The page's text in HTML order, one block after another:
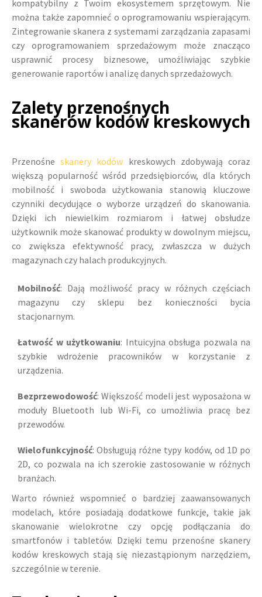
kompatybilny z Twoim ekosystemem sprzętowym. Nie
można także zapomnieć o oprogramowaniu wspierającym.
Zintegrowanie skanera z systemami zarządzania zapasami
czy oprogramowaniem sprzedażowym może znacząco
usprawnić procesy biznesowe, umożliwiając szybkie
generowanie raportów i analizę danych sprzedażowych.
Zalety przenośnych
skanerów kodów kreskowych
Przenośneskanery kodów kreskowych zdobywają coraz
większą popularność wśród przedsiębiorców, dla których
mobilność i swoboda użytkowania stanowią kluczowe
czynniki decydujące o wyborze urządzeń do skanowania.
Dzięki ich niewielkim rozmiarom i łatwej obsłudze
użytkownik może skanować produkty w dowolnym miejscu,
co zwiększa efektywność pracy, zwłaszcza w dużych
magazynach czy halach produkcyjnych.
Mobilność: Dają możliwość pracy w różnych częściach
magazynu czy sklepu bez konieczności bycia
stacjonarnym.
Łatwość w użytkowaniu: Intuicyjna obsługa pozwala na
szybkie wdrożenie pracowników w korzystanie z
urządzenia.
Bezprzewodowość: Większość modeli jest wyposażona w
moduły Bluetooth lub Wi-Fi, co umożliwia pracę bez
przewodów.
Wielofunkcyjność: Obsługują różne typy kodów, od 1D po
2D, co pozwala na ich szerokie zastosowanie w różnych
branżach.
Warto również wspomnieć o bardziej zaawansowanych
modelach, które posiadają dodatkowe funkcje, takie jak
skanowanie wielokrotne czy opcję podłączania do
smartfonów i tabletów. Dzięki temu przenośne skanery
kodów kreskowych stają się niezastąpionym narzędziem,
szczególnie w terenie.